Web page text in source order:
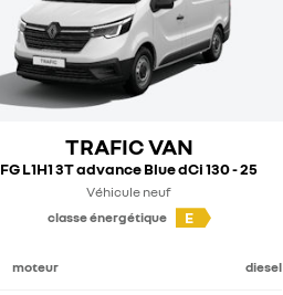
TRAFIC VAN
FG L1H1 3T advance Blue dCi 130 - 25
Véhicule neuf
classe énergétique
E
moteur diesel